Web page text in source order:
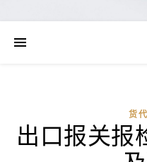
货
出口报关报